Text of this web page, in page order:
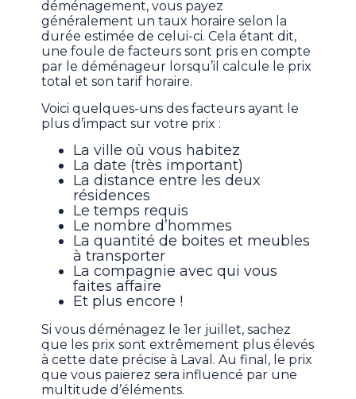
déménagement, vous payez
généralement un taux horaire selon la
durée estimée de celui-ci. Cela étant dit,
une foule de facteurs sont pris en compte
par le déménageur lorsqu’il calcule le prix
total et son tarif horaire.
Voici quelques-uns des facteurs ayant le
plus d’impact sur votre prix :
La ville où vous habitez
La date (très important)
La distance entre les deux
résidences
Le temps requis
Le nombre d’hommes
La quantité de boites et meubles
à transporter
La compagnie avec qui vous
faites affaire
Et plus encore !
Si vous déménagez le 1er juillet, sachez
que les prix sont extrêmement plus élevés
à cette date précise à Laval. Au final, le prix
que vous paierez sera influencé par une
multitude d’éléments.